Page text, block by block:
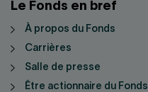
Le Fonds en bref
À propos du Fonds
Carrières
Salle de presse
Être actionnaire du Fonds